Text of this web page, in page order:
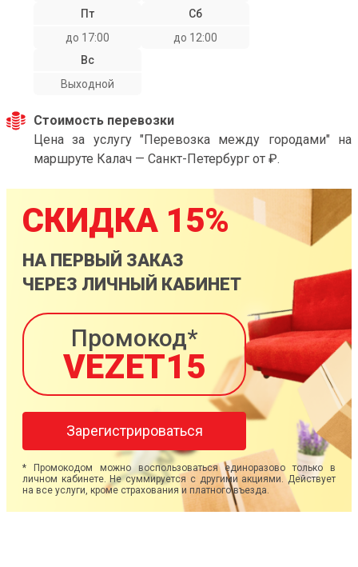
Пт
до 17:00
Сб
до 12:00
Вс
Выходной
Стоимость перевозки
Цена за услугу "Перевозка между городами" на
маршруте Калач — Санкт-Петербург от ₽.
СКИДКА 15%
НА ПЕРВЫЙ ЗАКАЗ
ЧЕРЕЗ ЛИЧНЫЙ КАБИНЕТ
Промокод*
VEZET15
Зарегистрироваться
* Промокодом можно воспользоваться единоразово только в
личном кабинете. Не суммируется с другими акциями. Действует
на все услуги, кроме страхования и платного въезда.